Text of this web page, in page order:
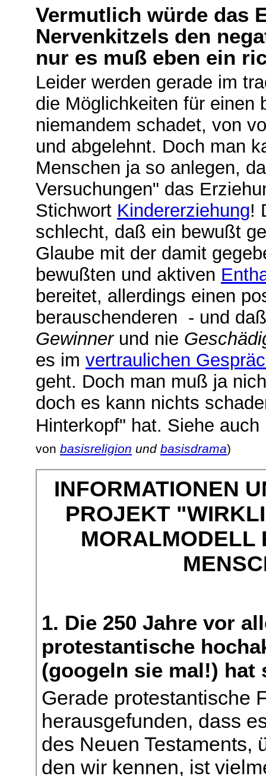
Vermutlich würde das
Nervenkitzels den
nur es muß eben ein
Leider werden gerade im
die Möglichkeiten für einen
niemandem schadet, von
und abgelehnt. Doch man
Menschen ja so anlegen,
Versuchungen" das
Stichwort Kindererziehung!
schlecht, daß ein bewußt
Glaube mit der damit
bewußten und aktiven
bereitet, allerdings einen
berauschenderen - und
Gewinnerund nie
es im vertraulichen
geht. Doch man muß ja
doch es kann nichts
Hinterkopf" hat. Siehe
von basisreligion und basisdrama)